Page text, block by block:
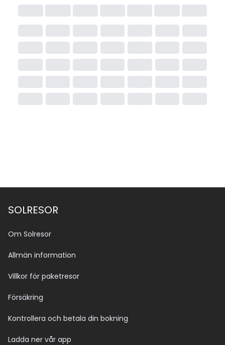
SOLRESOR
Om Solresor
Allmän information
Villkor för paketresor
Försäkring
Kontrollera och betala din bokning
Ladda ner vår app